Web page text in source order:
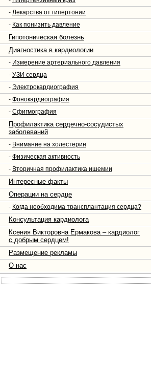
- Лекарства от гипертонии
- Как понизить давление
Гипотоническая болезнь
Диагностика в кардиологии
- Измерение артериального давления
- УЗИ сердца
- Электрокардиография
- Фонокардиография
- Сфигмография
Профилактика сердечно-сосудистых
заболеваний
- Внимание на холестерин
- Физическая активность
- Вторичная профилактика ишемии
Интересные факты
Операции на сердце
- Когда необходима трансплантация сердца?
Консультация кардиолога
Ксения Викторовна Ермакова – кардиолог
с добрым сердцем!
Размещение рекламы
О нас